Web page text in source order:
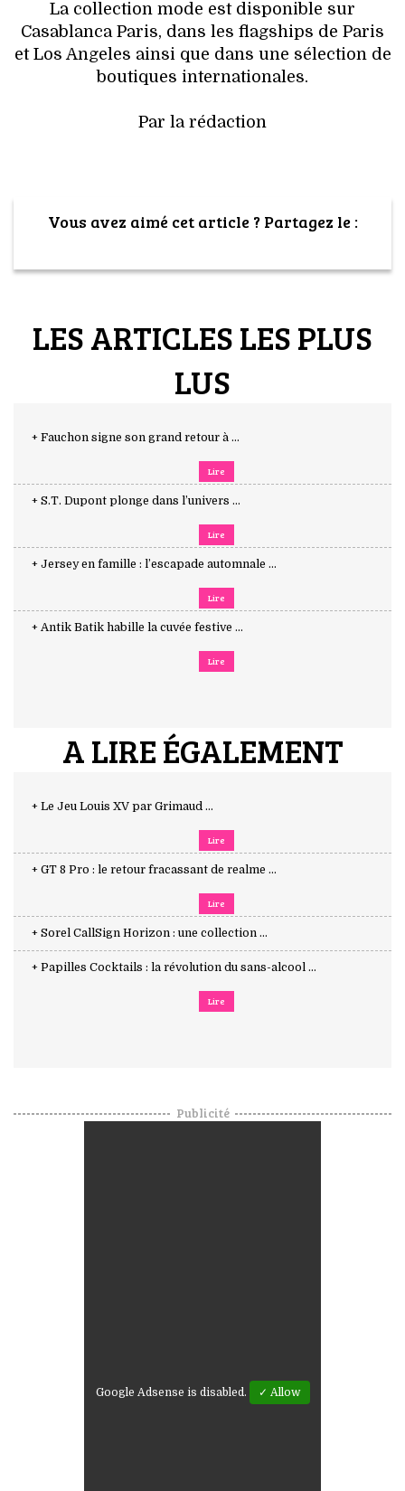
La collection mode est disponible sur
Casablanca Paris, dans les flagships de Paris
et Los Angeles ainsi que dans une sélection de
boutiques internationales.
Par la rédaction
Vous avez aimé cet article ? Partagez le :
LES ARTICLES LES PLUS
LUS
+ Fauchon signe son grand retour à ...
Lire
+ S.T. Dupont plonge dans l’univers ...
Lire
+ Jersey en famille : l’escapade automnale ...
Lire
+ Antik Batik habille la cuvée festive ...
Lire
A LIRE ÉGALEMENT
+ Le Jeu Louis XV par Grimaud ...
Lire
+ GT 8 Pro : le retour fracassant de realme ...
Lire
+ Sorel CallSign Horizon : une collection ...
+ Papilles Cocktails : la révolution du sans-alcool ...
Lire
Publicité
Google Adsense is disabled. ✓ Allow